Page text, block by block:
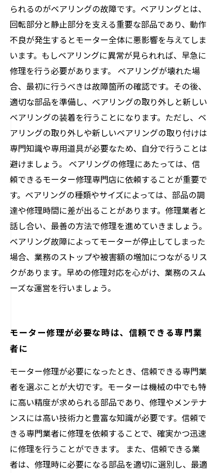
られるのがベアリングの故障です。ベアリングとは、
回転部分と静止部分を支える重要な部品であり、動作
不良が発生するとモーター全体に悪影響を与えてしま
います。もしベアリングに異常が見られれば、早急に
修理を行う必要があります。 ベアリングが壊れた場
合、最初に行うべきは故障箇所の確認です。その後、
適切な部品を準備し、ベアリングの取り外しと新しい
ベアリングの装着を行うことになります。ただし、ベ
アリングの取り外しや新しいベアリングの取り付けは
専門知識や専用道具が必要なため、自分で行うことは
避けましょう。 ベアリングの修理にあたっては、信
頼できるモーター修理専門店に依頼することが重要で
す。ベアリングの種類やサイズによっては、部品の調
達や修理時間に差が出ることがあります。修理業者と
話し合い、最善の方法で修理を進めていきましょう。
ベアリング故障によってモーターが停止してしまった
場合、業務のストップや被害額の増加につながるリス
クがあります。早めの修理対応を心がけ、業務のスム
ーズな運営を行いましょう。
モーター修理が必要な時は、信頼できる専門業
者に
モーター修理が必要になったとき、信頼できる専門業
者を選ぶことが大切です。モーターは機械の中でも特
に高い精度が求められる部品であり、修理やメンテナ
ンスには高い技術力と豊富な知識が必要です。信頼で
きる専門業者に修理を依頼することで、確実かつ迅速
に修理を行うことができます。 また、信頼できる業
者は、修理時に必要になる部品を適切に選別し、最適